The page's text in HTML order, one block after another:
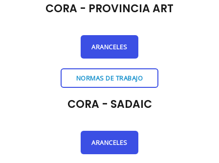
CORA - PROVINCIA ART
ARANCELES
NORMAS DE TRABAJO
CORA - SADAIC
ARANCELES